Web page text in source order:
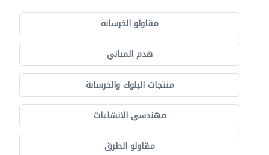
مقاولو الخرسانة
هدم المباني
منتجات البلوك والخرسانة
مهندسي الانشاءات
مقاولو الطرق